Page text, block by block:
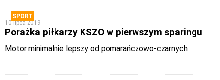
SPORT
10 lipca 2019
Porażka piłkarzy KSZO w pierwszym sparingu
Motor minimalnie lepszy od pomarańczowo-czarnych